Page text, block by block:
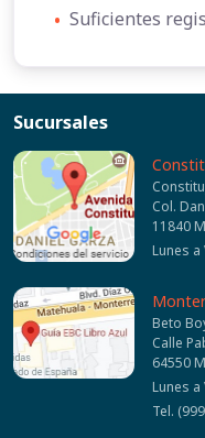
• Suficientes
Sucursales
Col.
11840
Lunes
Beto
Calle
64550
Lunes
Tel.